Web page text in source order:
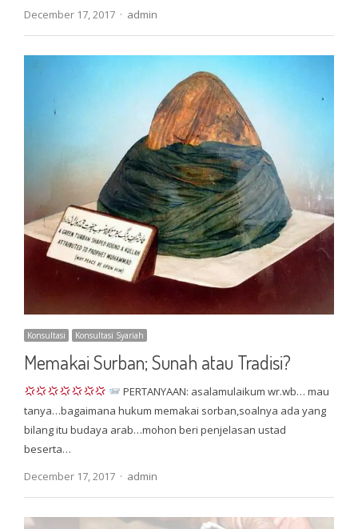
December 17, 2017
Author
admin
Konsultasi Konsultasi Syariah
Memakai Surban; Sunah atau Tradisi?
PERTANYAAN: asalamulaikum wr.wb… mau
tanya…bagaimana hukum memakai sorban,soalnya ada yang
bilang itu budaya arab…mohon beri penjelasan ustad
beserta…
December 17, 2017
Author
admin